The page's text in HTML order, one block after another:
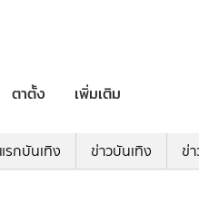
ตาตั้ง เพิ่มเติม
รกบันเทิง ข่าวบันเทิง ข่